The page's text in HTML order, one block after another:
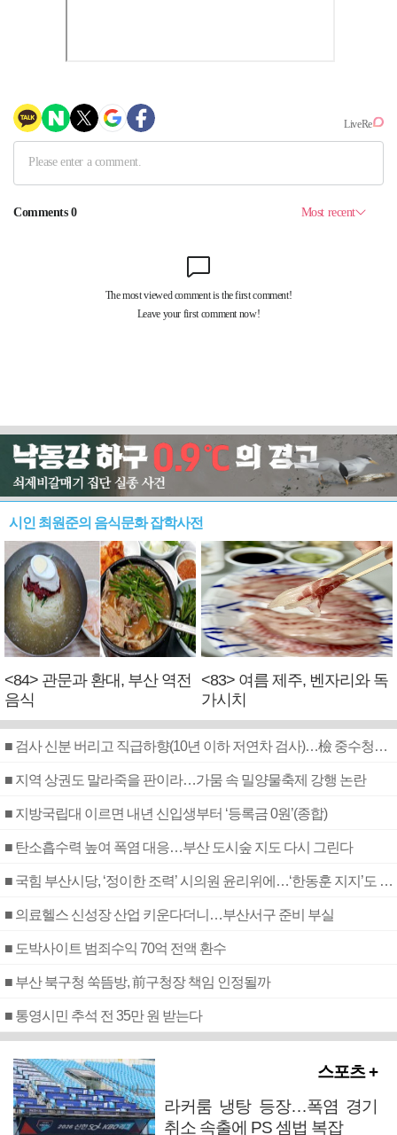
시인 최원준의 음식문화 잡학사전
<84> 관문과 환대, 부산 역전
음식
<83> 여름 제주, 벤자리와 독
가시치
■ 검사 신분 버리고 직급하향(10년 이하 저연차 검사)…檢 중수청행 기피
■ 지역 상권도 말라죽을 판이라…가뭄 속 밀양물축제 강행 논란
■ 지방국립대 이르면 내년 신입생부터 ‘등록금 0원’(종합)
■ 탄소흡수력 높여 폭염 대응…부산 도시숲 지도 다시 그린다
■ 국힘 부산시당, ‘정이한 조력’ 시의원 윤리위에…‘한동훈 지지’도 신고접수
■ 의료헬스 신성장 산업 키운다더니…부산서구 준비 부실
■ 도박사이트 범죄수익 70억 전액 환수
■ 부산 북구청 쑥뜸방, 前구청장 책임 인정될까
■ 통영시민 추석 전 35만 원 받는다
스포츠 +
라커룸 냉탕 등장…폭염 경기
취소 속출에 PS 셈법 복잡